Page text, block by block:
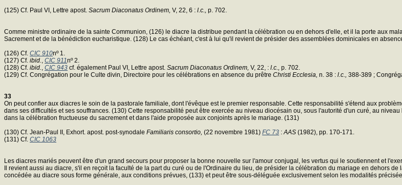
(125) Cf. Paul VI, Lettre apost. Sacrum Diaconatus Ordinem, V, 22, 6 : l.c., p. 702.
Comme ministre ordinaire de la sainte Communion, (126) le diacre la distribue pendant la célébration ou en dehors d'elle, et il la porte aux
Sacrement et de la bénédiction eucharistique. (128) Le cas échéant, c'est à lui qu'il revient de présider des assemblées dominicales en
(126) Cf. CIC 910nº 1.
(127) Cf. ibid., CIC 911nº 2.
(128) Cf. ibid., CIC 943 cf. également Paul VI, Lettre apost. Sacrum Diaconatus Ordinem, V, 22, : l.c., p. 702.
(129) Cf. Congrégation pour le Culte divin, Directoire pour les célébrations en absence du prêtre Christi Ecclesia, n. 38 : l.c., 388-389 ;
33
On peut confier aux diacres le soin de la pastorale familiale, dont l'évêque est le premier responsable. Cette responsabilité s'étend aux
dans ses difficultés et ses souffrances. (130) Cette responsabilité peut être exercée au niveau diocésain ou, sous l'autorité d'un curé, au
dans la célébration fructueuse du sacrement et dans l'aide proposée aux conjoints après le mariage. (131)
(130) Cf. Jean-Paul II, Exhort. apost. post-synodale Familiaris consortio, (22 novembre 1981) FC 73 :AAS (1982), pp. 170-171.
(131) Cf. CIC 1063
Les diacres mariés peuvent être d'un grand secours pour proposer la bonne nouvelle sur l'amour conjugal, les vertus qui le soutiennent et
Il revient aussi au diacre, s'il en reçoit la faculté de la part du curé ou de l'Ordinaire du lieu, de présider la célébration du mariage en dehors
concédée au diacre sous forme générale, aux conditions prévues, (133) et peut être sous-déléguée exclusivement selon les modalités